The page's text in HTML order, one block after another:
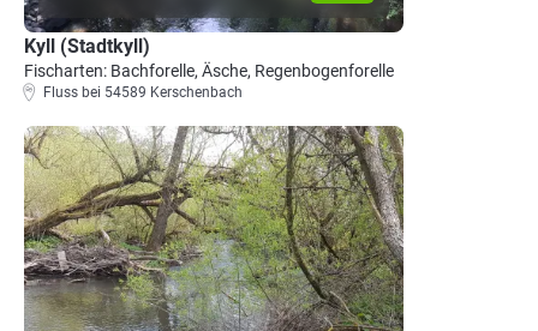
Kyll (Stadtkyll)
Fischarten: Bachforelle, Äsche, Regenbogenforelle
Fluss bei 54589 Kerschenbach